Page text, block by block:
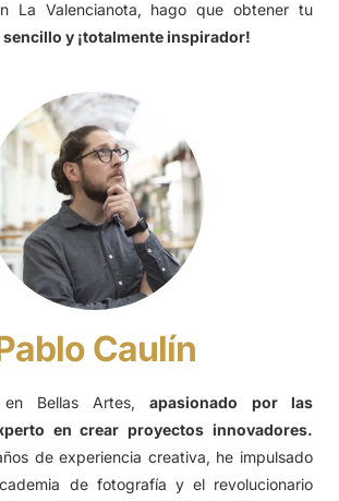
La Valencianota, hago que obtener tu
y ¡totalmente inspirador!
Caulín
en Bellas Artes,apasionado por las
en crear proyectos innovadores.
de experiencia creativa, he impulsado
de fotografía y el revolucionario